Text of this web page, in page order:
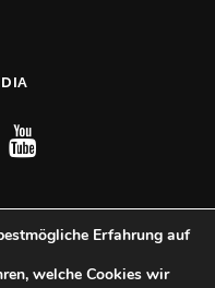
Erfahrung auf
welche Cookies wir